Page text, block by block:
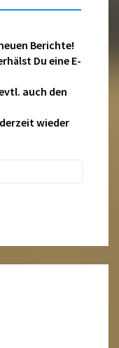
Berichte!
Du eine E-
auch den
wieder